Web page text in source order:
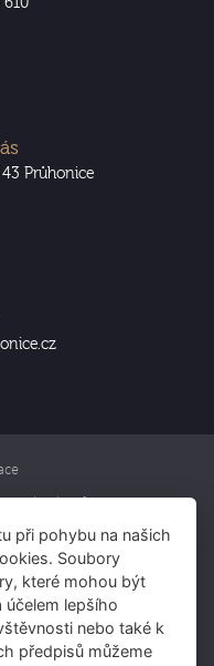
Průhonice
údajů
při pohybu na našich
Soubory
které mohou být
lepšího
nebo také k
předpisů můžeme